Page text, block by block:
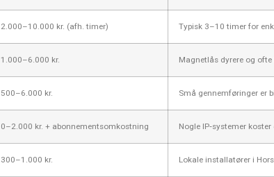
2.000–10.000 kr. (afh. timer) Typisk 3–10 timer for
1.000–6.000 kr. Magnetlås dyrere og
500–6.000 kr. Små gennemføringer er
0–2.000 kr. + abonnementsomkostning Nogle IP‑systemer koster
300–1.000 kr. Lokale installatører i